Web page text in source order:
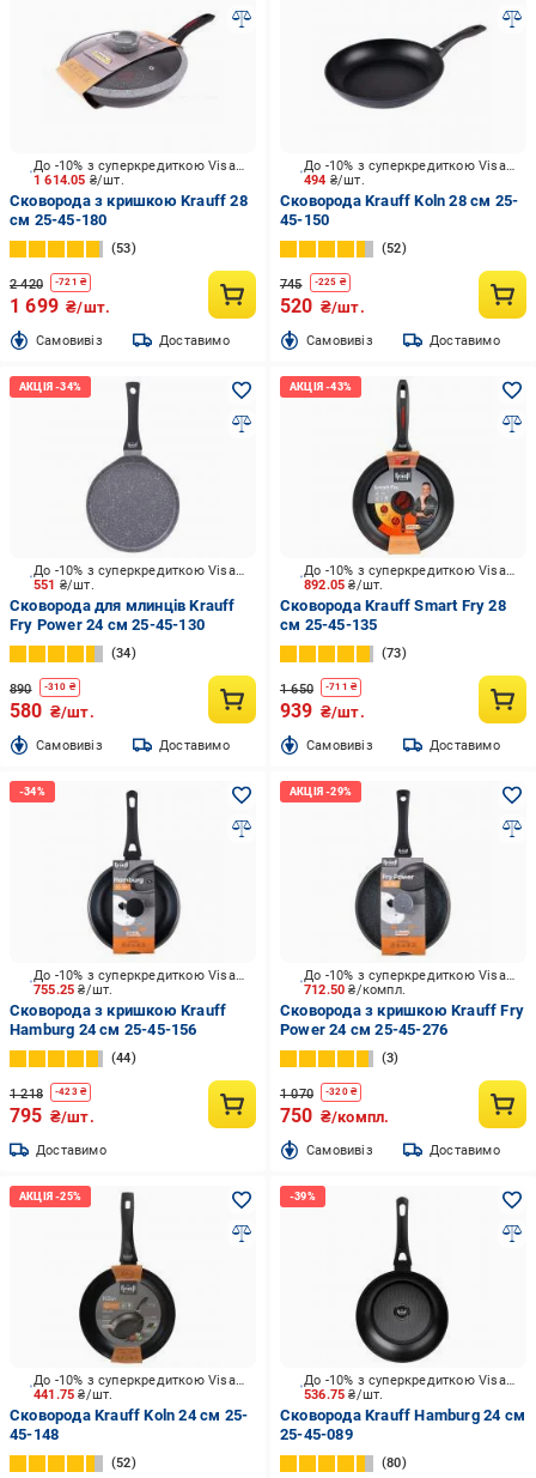
1 614.05 ₴/шт.
До -10% з суперкредиткою Visa Вигода
Сковорода з кришкою Krauff 28
см 25-45-180
53
2 420 -721 ₴
1 699 ₴/шт.
Cамовивіз Доставимо
494 ₴/шт.
До -10% з суперкредиткою Visa Вигода
Сковорода Krauff Koln 28 см 25-
45-150
52
745 -225 ₴
520 ₴/шт.
Cамовивіз Доставимо
551 ₴/шт.
До -10% з суперкредиткою Visa Вигода
Сковорода для млинців Krauff
Fry Power 24 см 25-45-130
34
890 -310 ₴
580 ₴/шт.
Cамовивіз Доставимо
892.05₴/шт.
До -10% з суперкредиткою Visa Вигода
Сковорода Krauff Smart Fry 28
см 25-45-135
73
1 650 -711 ₴
939 ₴/шт.
Cамовивіз Доставимо
755.25₴/шт.
До -10% з суперкредиткою Visa Вигода
Сковорода з кришкою Krauff
Hamburg 24 см 25-45-156
44
1 218 -423₴
795 ₴/шт.
Доставимо
712.50₴/компл.
До -10% з суперкредиткою Visa Вигода
Сковорода з кришкою Krauff Fry
Power 24 см 25-45-276
3
1 070 -320₴
750 ₴/компл.
Cамовивіз Доставимо
441.75₴/шт.
До -10% з суперкредиткою Visa Вигода
Сковорода Krauff Koln 24 см 25-
45-148
52
536.75₴/шт.
До -10% з суперкредиткою Visa Вигода
Сковорода Krauff Hamburg 24 см
25-45-089
80